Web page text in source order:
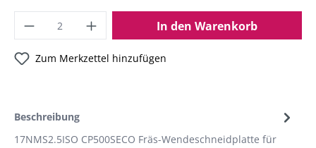
In den Warenkorb
Zum Merkzettel hinzufügen
Beschreibung
17NMS2.5ISO CP500SECO Fräs-Wendeschneidplatte für